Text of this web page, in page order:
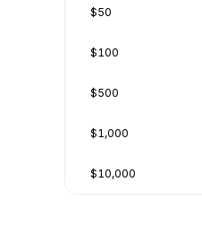
$50
$100
$500
$1,000
$10,000